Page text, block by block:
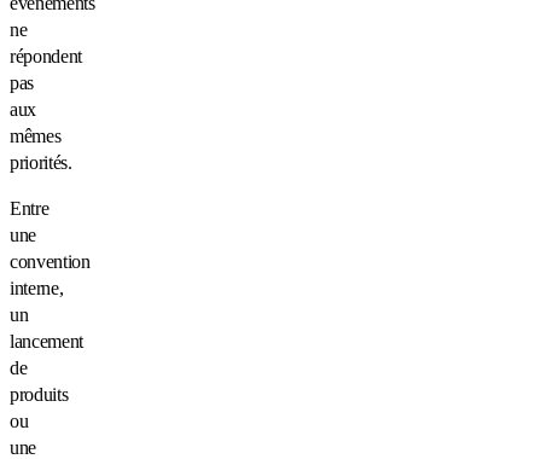
ne
répondent
pas
aux
mêmes
priorités.
Entre
une
convention
interne,
un
lancement
de
produits
ou
une